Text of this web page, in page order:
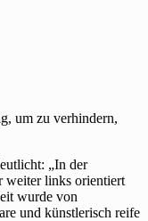
um zu verhindern,
„In der
weiter links orientiert
wurde von
und künstlerisch reife